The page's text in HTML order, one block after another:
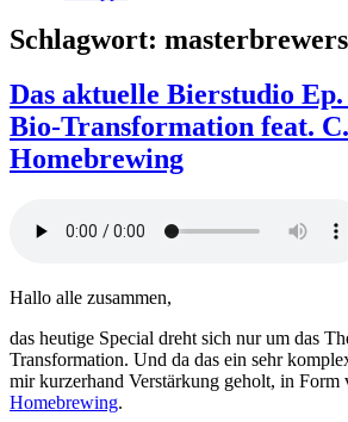
Schlagwort:
Das aktuelle Bierstudio Ep.
Bio-Transformation feat.
Homebrewing
Hallo alle zusammen,
das heutige Special dreht sich nur um das
Transformation. Und da das ein sehr
mir kurzerhand Verstärkung geholt, in Form
Homebrewing.